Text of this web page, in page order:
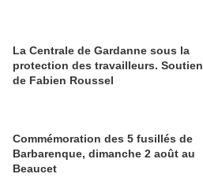
La Centrale de Gardanne sous la
protection des travailleurs. Soutien
de Fabien Roussel
Commémoration des 5 fusillés de
Barbarenque, dimanche 2 août au
Beaucet